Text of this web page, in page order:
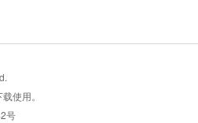
使用。
号